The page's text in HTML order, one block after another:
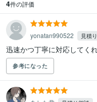
4件の評価
yonatan990522 見積
迅速かつ丁寧に対応してく
参考になった